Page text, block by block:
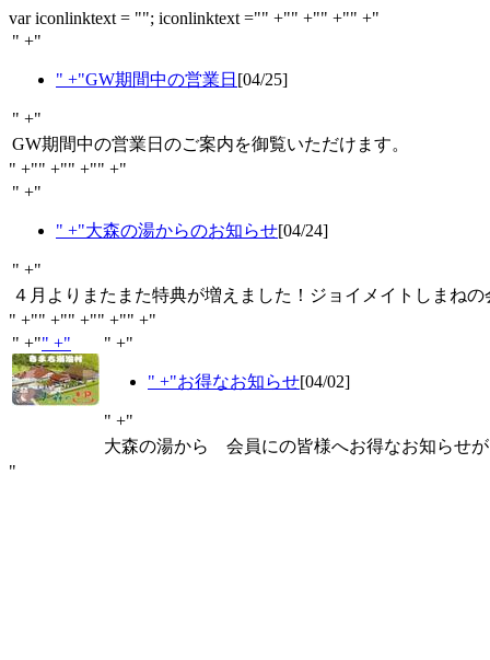
var iconlinktext = ""; iconlinktext ="" +"" +"" +"" +"
" +"
" +"GW期間中の営業日 [04/25]
" +"
GW期間中の営業日のご案内を御覧いただけます。
" +"" +"" +"" +"
" +"
" +"大森の湯からのお知らせ[04/24]
" +"
４月よりまたまた特典が増えました！ジョイメイトしまね
" +"" +"" +"" +"" +"
" +"" +" " +"
" +"お得なお知らせ[04/02]
" +"
大森の湯から 会員にの皆様へお得なお知らせ
"